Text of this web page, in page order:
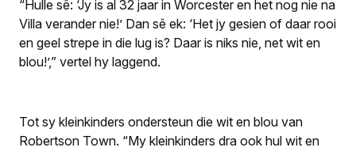
“Hulle sê: ‘Jy is al 32 jaar in Worcester en het nog nie na
Villa verander nie!’ Dan sê ek: ‘Het jy gesien of daar rooi
en geel strepe in die lug is? Daar is niks nie, net wit en
blou!’,” vertel hy laggend.
Tot sy kleinkinders ondersteun die wit en blou van
Robertson Town. “My kleinkinders dra ook hul wit en